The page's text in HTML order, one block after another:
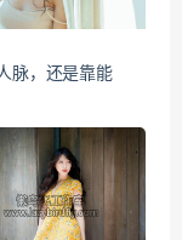
脉，还是靠能